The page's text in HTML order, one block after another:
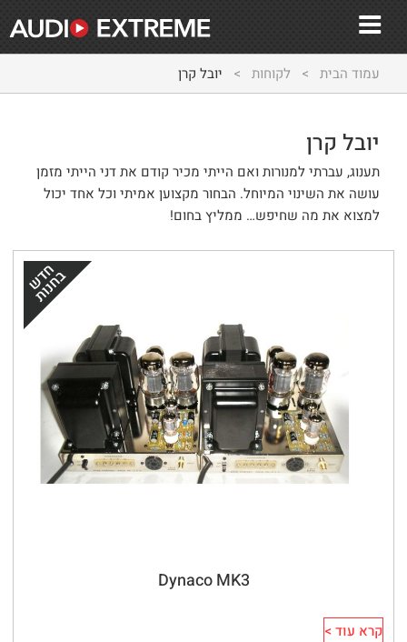
עמוד הבית > לקוחות > יובל קרן
יובל קרן
תענוג, עברתי למנורות ואם הייתי מכיר קודם את דני הייתי מזמן
עושה את השינוי המיוחל. הבחור מקצוען אמיתי וכל אחד יכול
למצוא את מה שחיפש… ממליץ בחום!
Dynaco MK3
קרא עוד >